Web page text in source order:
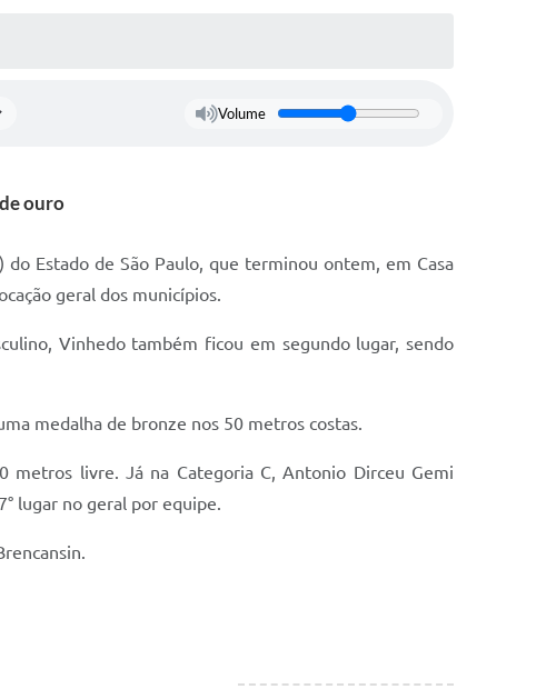
Volume
ouro
Estado de São Paulo, que terminou ontem, em Casa
geral dos municípios.
Vinhedo também ficou em segundo lugar, sendo
medalha de bronze nos 50 metros costas.
metros livre. Já na Categoria C, Antonio Dirceu Gemi
lugar no geral por equipe.